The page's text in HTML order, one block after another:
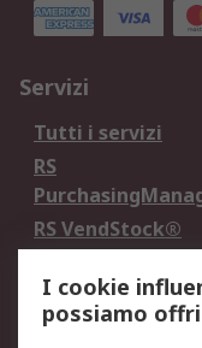
Servizi
Tutti i servizi
RS
RS VendStock®
Legale
I cookie
possiamo